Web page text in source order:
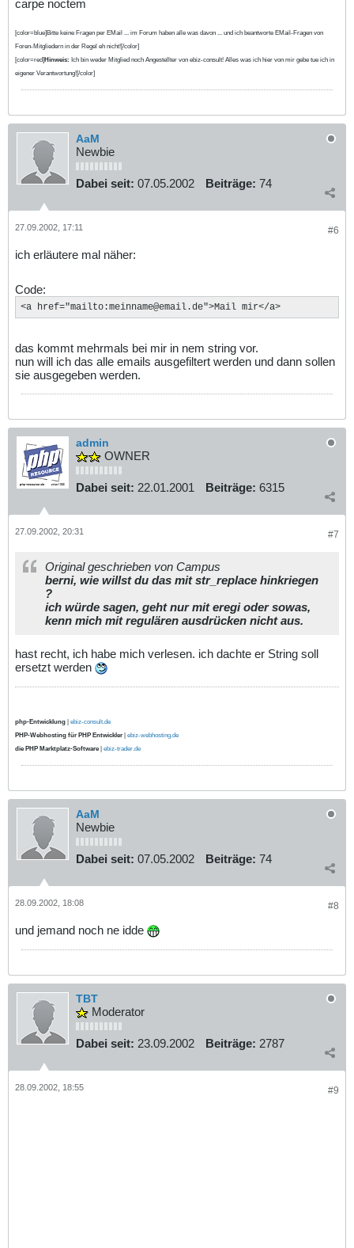
carpe noctem
[color=blue]Bitte keine Fragen per EMail ... im Forum haben alle was davon ... und ich beantworte EMail-Fragen von
Foren-Mitgliedern in der Regel eh nicht![/color]
[color=red]Hinweis: Ich bin weder Mitglied noch Angestellter von ebiz-consult! Alles was ich hier von mir gebe tue ich in
eigener Verantwortung![/color]
AaM
Newbie
Dabei seit: 07.05.2002 Beiträge: 74
#6
27.09.2002, 17:11
ich erläutere mal näher:
Code:
<a href="mailto:meinname@email.de">Mail mir</a>
das kommt mehrmals bei mir in nem string vor.
nun will ich das alle emails ausgefiltert werden und dann sollen
sie ausgegeben werden.
admin
OWNER
Dabei seit: 22.01.2001 Beiträge: 6315
#7
27.09.2002, 20:31
Original geschrieben von Campus
berni, wie willst du das mit str_replace hinkriegen
?
ich würde sagen, geht nur mit eregi oder sowas,
kenn mich mit regulären ausdrücken nicht aus.
hast recht, ich habe mich verlesen. ich dachte er String soll
ersetzt werden
php-Entwicklung
ebiz-consult.de
PHP-Webhosting für PHP Entwickler
ebiz-webhosting.de
die PHP Marktplatz-Software
ebiz-trader.de
AaM
Newbie
Dabei seit: 07.05.2002 Beiträge: 74
#8
28.09.2002, 18:08
und jemand noch ne idde
TBT
Moderator
Dabei seit: 23.09.2002 Beiträge: 2787
#9
28.09.2002, 18:55